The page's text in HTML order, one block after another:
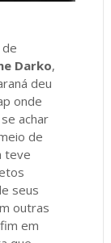
Darko,
deu
onde
achar
de
teve
seus
outras
em